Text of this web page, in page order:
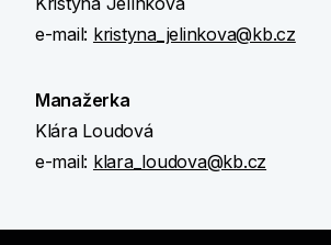
e-mail: kristyna_jelinkova@kb.cz
Manažerka
Klára Loudová
e-mail: klara_loudova@kb.cz